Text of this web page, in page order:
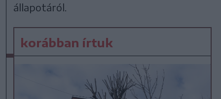
állapotáról.
korábban írtuk